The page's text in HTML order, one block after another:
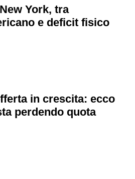
York, tra
e deficit fisico
in crescita: ecco
perdendo quota